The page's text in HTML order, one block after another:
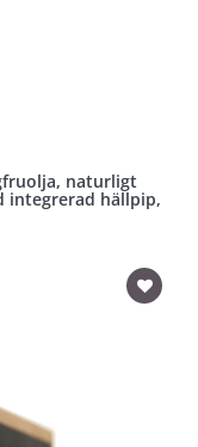
naturligt
integrerad hällpip,